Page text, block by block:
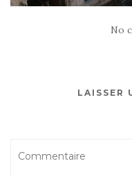
No
LAISSER